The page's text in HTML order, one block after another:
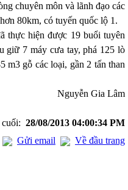
chuyên môn và lãnh đạo các
80km, có tuyến quốc lộ 1.
thực hiện được 19 buổi tuyên
giữ 7 máy cưa tay, phá 125 lò
m3 gỗ các loại, gần 2 tấn than
Nguyễn Gia Lâm
28/08/2013 04:00:34 PM
Gửi email Về đầu trang